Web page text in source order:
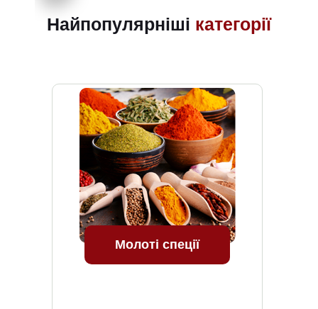
Найпопулярніші категорії
Молоті спеції